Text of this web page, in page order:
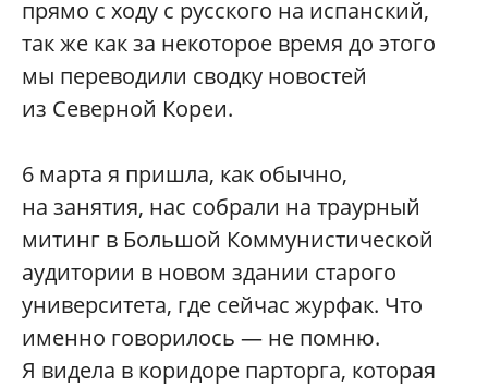
прямо с ходу с русского на испанский,
так же как за некоторое время до этого
мы переводили сводку новостей
из Северной Кореи.
6 марта я пришла, как обычно,
на занятия, нас собрали на траурный
митинг в Большой Коммунистической
аудитории в новом здании старого
университета, где сейчас журфак. Что
именно говорилось — не помню.
Я видела в коридоре парторга, которая